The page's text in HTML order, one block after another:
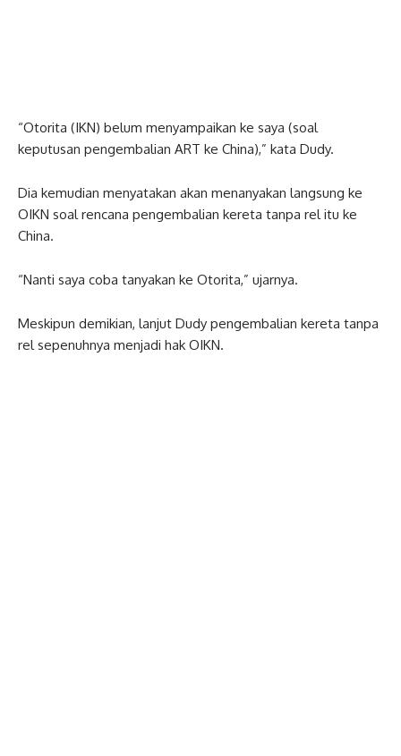
“Otorita (IKN) belum menyampaikan ke saya (soal
keputusan pengembalian ART ke China),” kata Dudy.
Dia kemudian menyatakan akan menanyakan langsung ke
OIKN soal rencana pengembalian kereta tanpa rel itu ke
China.
“Nanti saya coba tanyakan ke Otorita,” ujarnya.
Meskipun demikian, lanjut Dudy pengembalian kereta tanpa
rel sepenuhnya menjadi hak OIKN.